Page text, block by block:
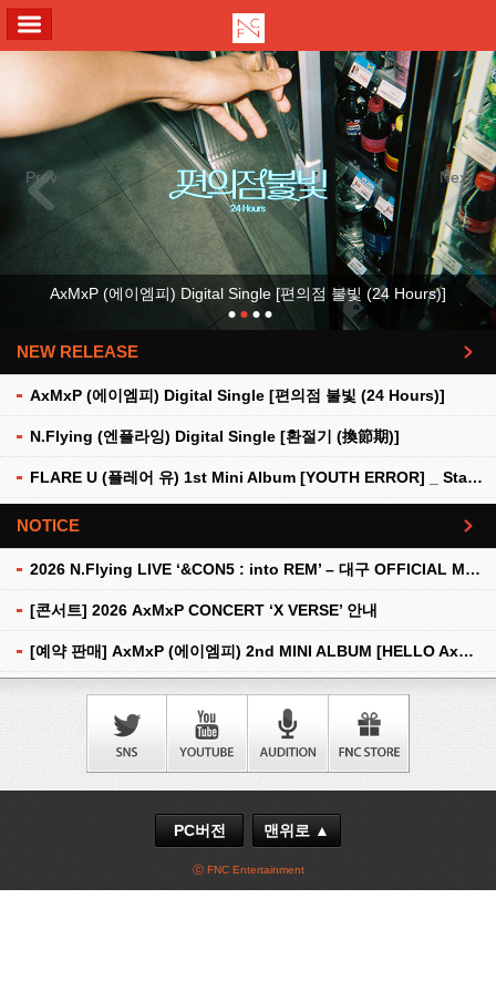
Previous Next
AxMxP (에이엠피) Digital Single [편의점 불빛 (24 Hours)]
NEW RELEASE
AxMxP (에이엠피) Digital Single [편의점 불빛 (24 Hours)]
N.Flying (엔플라잉) Digital Single [환절기 (換節期)]
FLARE U (플레어 유) 1st Mini Album [YOUTH ERROR] _ Stationery Kit Ver.
더보기
NOTICE
2026 N.Flying LIVE ‘&CON5 : into REM’ – 대구 OFFICIAL MD 현장 판매 안내
[콘서트] 2026 AxMxP CONCERT ‘X VERSE’ 안내
[예약 판매] AxMxP (에이엠피) 2nd MINI ALBUM [HELLO AxMxP] 예약 판매 안내
더보기
PC버전 맨위로 ▲
ⓒ FNC Entertainment